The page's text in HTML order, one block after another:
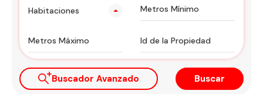
Habitaciones
Buscador Avanzado Buscar